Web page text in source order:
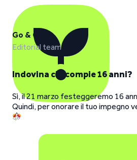
Go & Grow
Editorial team
Indovina chi compie 16 anni?
Sì, il 21 marzo festeggeremo 16
Quindi, per onorare il tuo impegno